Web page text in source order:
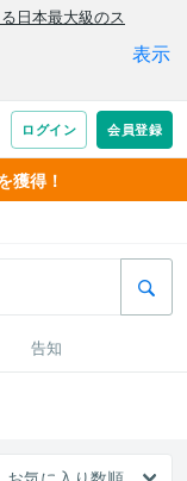
獲得！
告知